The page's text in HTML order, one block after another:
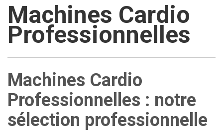
Machines Cardio
Professionnelles
Machines Cardio
Professionnelles : notre
sélection professionnelle